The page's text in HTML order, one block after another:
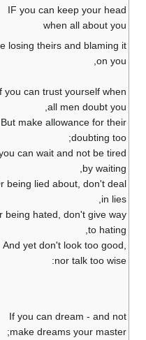
IF you can keep your head
when all about you
losing theirs and blaming it
on you,
you can trust yourself when
all men doubt you,
But make allowance for their
doubting too;
can wait and not be tired
by waiting,
being lied about, don't deal
in lies,
being hated, don't give way
to hating,
And yet don't look too good,
nor talk too wise:
If you can dream - and not
make dreams your master;